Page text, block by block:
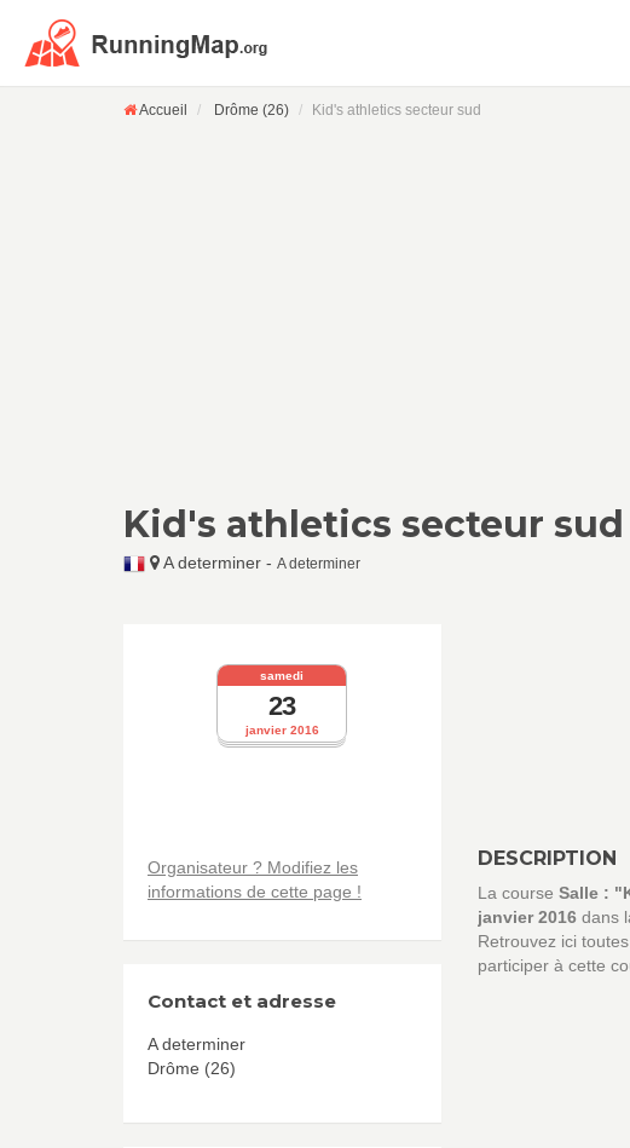
Accueil Drôme (26) Kid's athletics secteur sud
Kid's athletics secteur sud
A determiner - A determiner
janvier 2016
samedi
23
Organisateur ? Modifiez les
informations de cette page !
Contact et adresse
A determiner
Drôme (26)
DESCRIPTION
La course Salle :
janvier 2016dans
Retrouvez ici
participer à cette